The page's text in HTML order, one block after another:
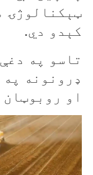
ټېکنالوژۍ
کېدو دي.
تاسو په
ډرونونه
او